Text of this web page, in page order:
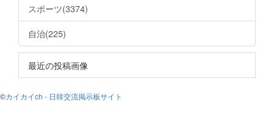
スポーツ(3374)
自治(225)
最近の投稿画像
©カイカイch - 日韓交流掲示板サイト